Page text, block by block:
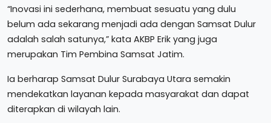
“Inovasi ini sederhana, membuat sesuatu yang dulu
belum ada sekarang menjadi ada dengan Samsat Dulur
adalah salah satunya,” kata AKBP Erik yang juga
merupakan Tim Pembina Samsat Jatim.
Ia berharap Samsat Dulur Surabaya Utara semakin
mendekatkan layanan kepada masyarakat dan dapat
diterapkan di wilayah lain.